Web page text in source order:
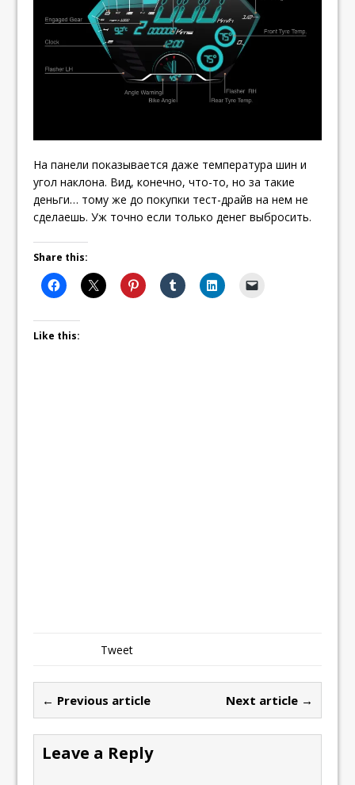
На панели показывается даже температура шин и
угол наклона. Вид, конечно, что-то, но за такие
деньги… тому же до покупки тест-драйв на нем не
сделаешь. Уж точно если только денег выбросить.
Share this:
Like this:
Tweet
← Previous article Next article →
Leave a Reply